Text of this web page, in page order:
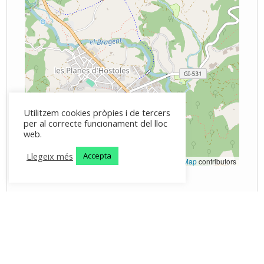
Leaflet OpenStreetMapcontributors
Utilitzem cookies pròpies i de tercers
per al correcte funcionament del lloc
web.
Llegeix més
Accepta